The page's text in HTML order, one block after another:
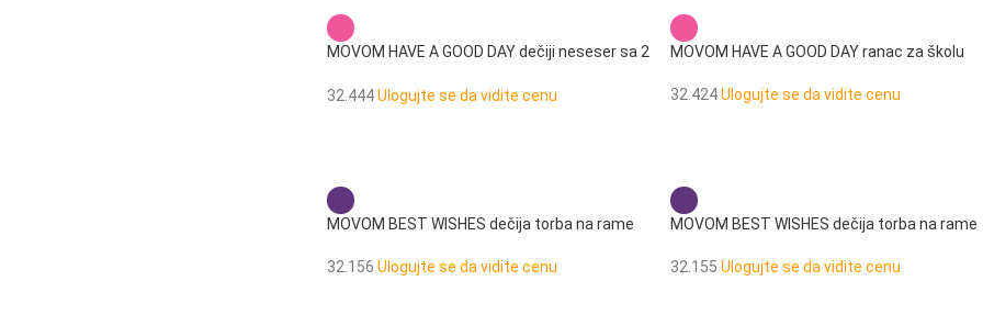
MOVOM HAVE A GOOD DAY dečiji neseser sa 2
32.444Ulogujte se da vidite cenu
MOVOM HAVE A GOOD DAY ranac za školu
32.424Ulogujte se da vidite cenu
MOVOM BEST WISHES dečija torba na rame
32.156 Ulogujte se da vidite cenu
MOVOM BEST WISHES dečija torba na rame
32.155 Ulogujte se da vidite cenu